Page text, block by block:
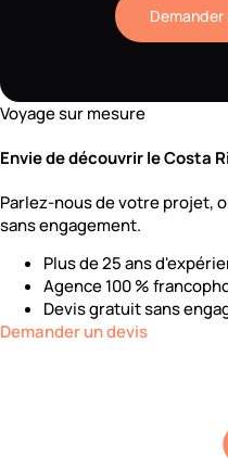
Voyage sur mesure
Envie de découvrir le Costa
Parlez-nous de votre projet,
sans engagement.
Plus de 25 ans
Agence 100 %
Devis gratuit sans
Demander un devis